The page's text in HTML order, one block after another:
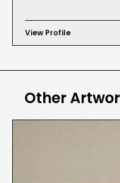
vintage para
capa representa un
exhibición, los
View Profile
Other